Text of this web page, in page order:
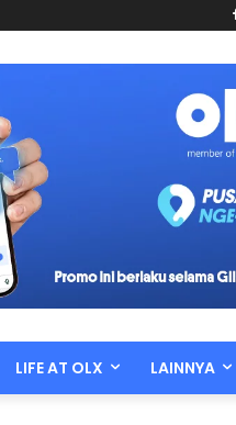
LIFE AT OLX LAINNYA